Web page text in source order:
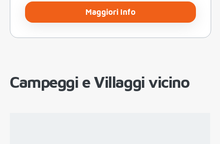
Maggiori Info
Campeggi e Villaggi vicino